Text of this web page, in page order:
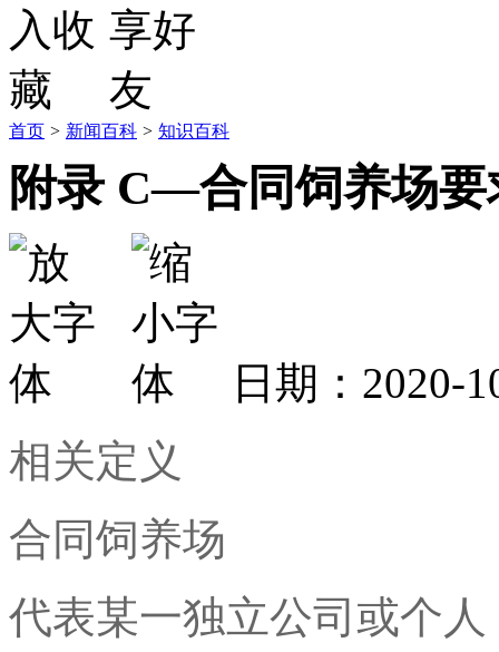
首页 > 新闻百科 > 知识百科
附录 C—合同饲养场要
日期：
相关定义
合同饲养场
代表某一独立公司或个